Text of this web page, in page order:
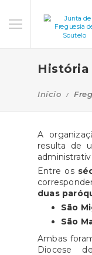
História
Início
A
resulta de
Entre os
duas
São
São
Ambas
Diocese